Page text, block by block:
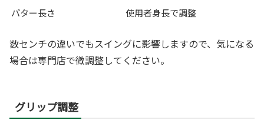
パター長さ
使用者身長で調整
数センチの違いでもスイングに影響しますので、気になる
場合は専門店で微調整してください。
グリップ調整